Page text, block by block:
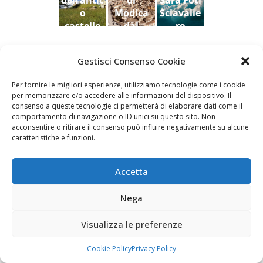
Gestisci Consenso Cookie
Per fornire le migliori esperienze, utilizziamo tecnologie come i cookie
per memorizzare e/o accedere alle informazioni del dispositivo. Il
consenso a queste tecnologie ci permetterà di elaborare dati come il
comportamento di navigazione o ID unici su questo sito. Non
acconsentire o ritirare il consenso può influire negativamente su alcune
caratteristiche e funzioni.
Accetta
Nega
Visualizza le preferenze
Cookie PolicyPrivacy Policy
o
castello
Dario
Modica
dal
contea ,
Vespo
Sciavalie
re
Le Stanze di Arte e Luoghi | Albergo diffuso
abilitare questo contenuto